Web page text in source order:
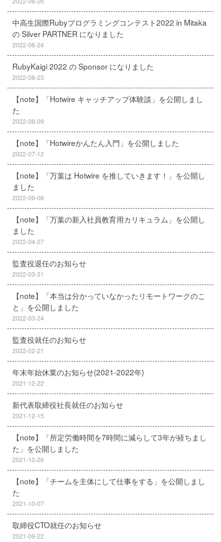
中高生国際Rubyプログラミングコンテスト2022 in Mitaka
の Silver PARTNER になりました
2022-08-24
RubyKaigi 2022 の Sponsor になりました
2022-08-23
【note】「Hotwire キャッチアップ体験談」を公開しまし
た
2022-08-09
【note】「Hotwireかんたん入門」を公開しました
2022-07-12
【note】「万葉は Hotwire を推していきます！」を公開し
ました
2022-06-08
【note】「万葉の新入社員教育用カリキュラム」を公開し
ました
2022-04-27
監査役退任のお知らせ
2022-03-31
【note】「本当は分かっていなかったリモートワークのこ
と」を公開しました
2022-03-24
監査役就任のお知らせ
2022-02-21
年末年始休業のお知らせ(2021-2022年)
2021-12-22
新代表取締役社長就任のお知らせ
2021-12-15
【note】「所定労働時間を7時間に減らして3年が経ちまし
た」を公開しました
2021-10-26
【note】「チームを主体にして仕事をする」を公開しまし
た
2021-10-07
取締役CTO就任のお知らせ
2021-09-22